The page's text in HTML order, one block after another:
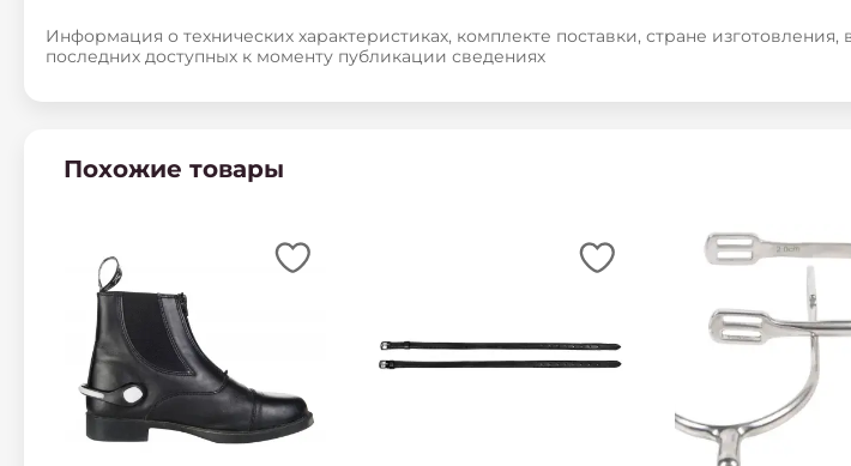
Информация о технических характеристиках, комплекте поставки, стране
последних доступных к моменту публикации сведениях
Похожие товары